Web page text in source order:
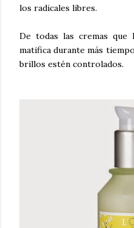
los radicales libres.
De todas las cremas que
matifica durante más
brillos estén controlados.